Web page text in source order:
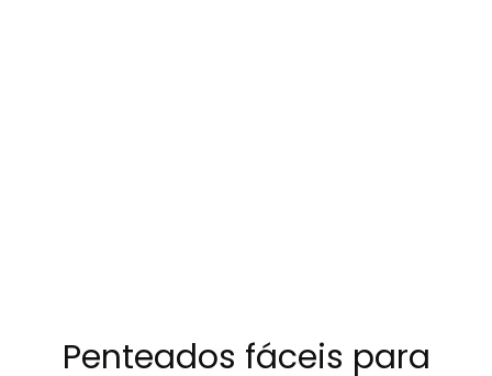
Penteados fáceis para